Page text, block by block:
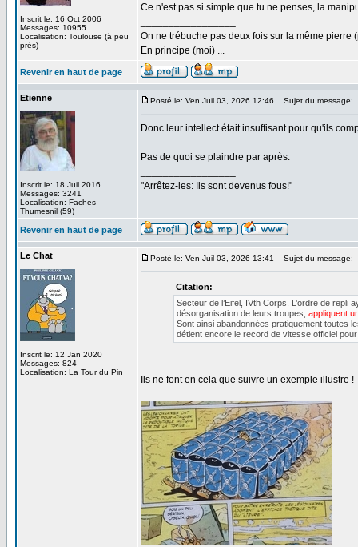
Inscrit le: 16 Oct 2006
Messages: 10955
Localisation: Toulouse (à peu
près)
Ce n'est pas si simple que tu ne penses, la
On ne trébuche pas deux fois sur la même pierre
En principe (moi) ...
Revenir en haut de page
Etienne
Inscrit le: 18 Juil 2016
Messages: 3241
Localisation: Faches
Thumesnil (59)
Posté le: Ven Juil 03, 2026 12:46 Sujet du message:
Donc leur intellect était insuffisant pour qu'ils
Pas de quoi se plaindre par après.
"Arrêtez-les: Ils sont devenus fous!"
Revenir en haut de page
Le Chat
Inscrit le: 12 Jan 2020
Messages: 824
Localisation: La Tour du Pin
Posté le: Ven Juil 03, 2026 13:41 Sujet du message:
Citation:
Secteur de l’Eifel, IVth Corps. L’ordre de
désorganisation de leurs troupes, appliquent
Sont ainsi abandonnées pratiquement toutes
détient encore le record de vitesse officiel
Ils ne font en cela que suivre un exemple illustre !